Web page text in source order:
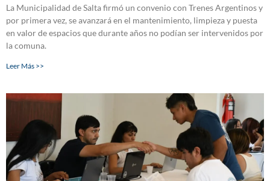
La Municipalidad de Salta firmó un convenio con Trenes Argentinos y
por primera vez, se avanzará en el mantenimiento, limpieza y puesta
en valor de espacios que durante años no podían ser intervenidos por
la comuna.
Leer Más >>